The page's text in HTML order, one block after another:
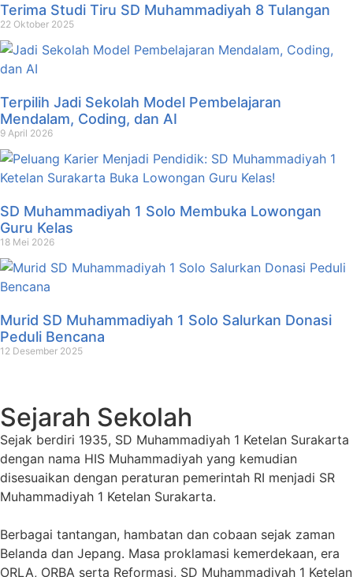
Terima Studi Tiru SD Muhammadiyah 8 Tulangan
22 Oktober 2025
Terpilih Jadi Sekolah Model Pembelajaran
Mendalam, Coding, dan AI
9 April 2026
SD Muhammadiyah 1 Solo Membuka Lowongan
Guru Kelas
18 Mei 2026
Murid SD Muhammadiyah 1 Solo Salurkan Donasi
Peduli Bencana
12 Desember 2025
Sejarah Sekolah
Sejak berdiri 1935, SD Muhammadiyah 1 Ketelan Surakarta
dengan nama HIS Muhammadiyah yang kemudian
disesuaikan dengan peraturan pemerintah RI menjadi SR
Muhammadiyah 1 Ketelan Surakarta.
Berbagai tantangan, hambatan dan cobaan sejak zaman
Belanda dan Jepang. Masa proklamasi kemerdekaan, era
ORLA, ORBA serta Reformasi, SD Muhammadiyah 1 Ketelan